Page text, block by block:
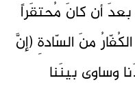
أن كانَ مُحتقَراً
منَ السّادةِ (إنَّ
وساوى بينَنا